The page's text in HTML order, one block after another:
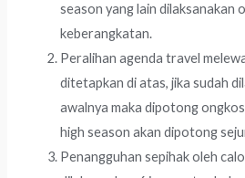
season yang lain dilaksanakan
keberangkatan.
Peralihan agenda travel
ditetapkan di atas, jika sudah
awalnya maka dipotong
high season akan dipotong
Penangguhan sepihak oleh